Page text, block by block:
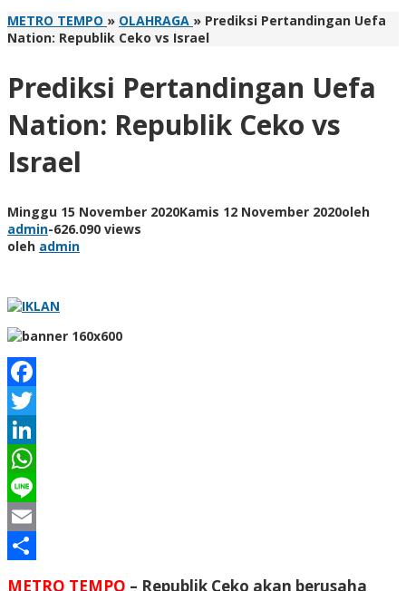
METRO TEMPO » OLAHRAGA » Prediksi Pertandingan Uefa
Nation: Republik Ceko vs Israel
Prediksi Pertandingan Uefa
Nation: Republik Ceko vs
Israel
Minggu 15 November 2020Kamis 12 November 2020oleh
admin-626.090 views
oleh admin
Facebook
Twitter
LinkedIn
WhatsApp
Line
Email
METRO TEMPO – Republik Ceko akan berusaha